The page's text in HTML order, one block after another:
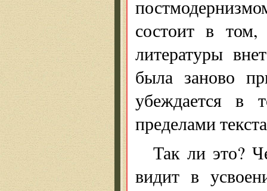
состоит в
литературы
была заново
убеждается в
пределами
Так ли это?
видит в